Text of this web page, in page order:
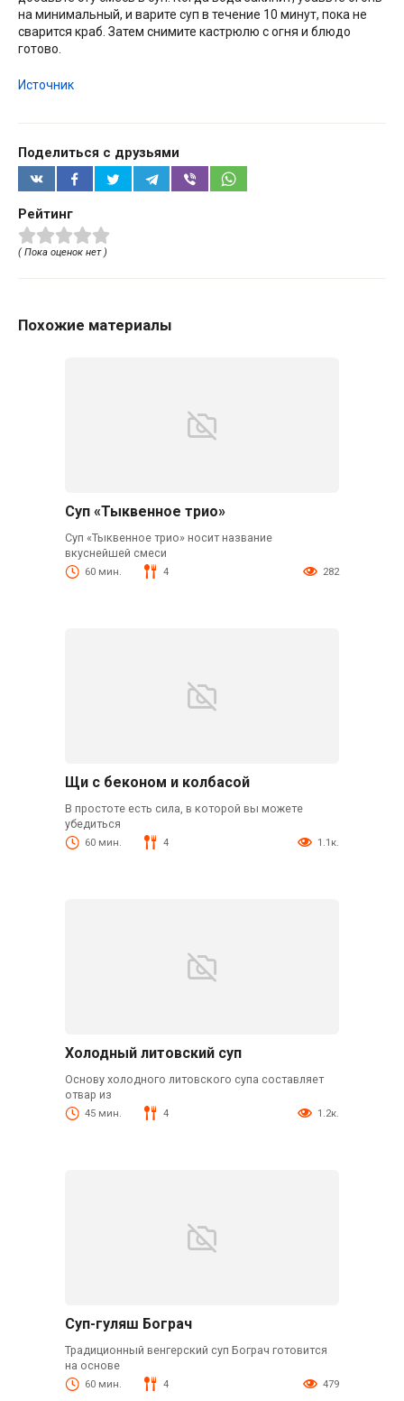
на минимальный, и варите суп в течение 10 минут, пока не
сварится краб. Затем снимите кастрюлю с огня и блюдо
готово.
Источник
Поделиться с друзьями
Рейтинг
( Пока оценок нет )
Похожие материалы
Суп «Тыквенное трио»
Суп «Тыквенное трио» носит название
вкуснейшей смеси
60 мин. 4 282
Щи с беконом и колбасой
В простоте есть сила, в которой вы можете
убедиться
60 мин. 4 1.1к.
Холодный литовский суп
Основу холодного литовского супа составляет
отвар из
45 мин. 4 1.2к.
Суп-гуляш Бограч
Традиционный венгерский суп Бограч готовится
на основе
60 мин. 4 479